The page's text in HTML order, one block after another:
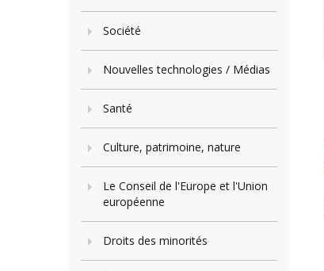
Société
Nouvelles technologies / Médias
Santé
Culture, patrimoine, nature
Le Conseil de l'Europe et l'Union
européenne
Droits des minorités